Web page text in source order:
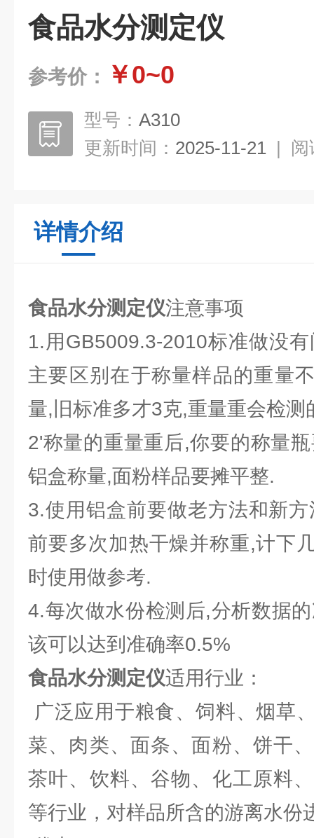
食品水分测定仪
参考价： ￥0~0
型号： A310
更新时间： 2025-11-21 | 阅
详情介绍
食品水分测定仪注意事项
1.用GB5009.3-2010标准做没
主要区别在于称量样品的重量
量,旧标准多才3克,重量重会检测
2'称量的重量重后,你要的称量
铝盒称量,面粉样品要摊平整.
3.使用铝盒前要做老方法和新
前要多次加热干燥并称重,计下
时使用做参考.
4.每次做水份检测后,分析数据
该可以达到准确率0.5%
食品水分测定仪适用行业：
广泛应用于粮食、饲料、烟草
菜、肉类、面条、面粉、饼干
茶叶、饮料、谷物、化工原料
等行业，对样品所含的游离水份